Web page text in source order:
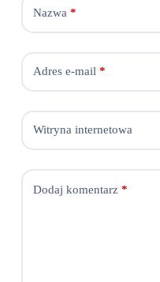
Nazwa*
Adres e-mail*
Witryna internetowa
Dodaj komentarz*